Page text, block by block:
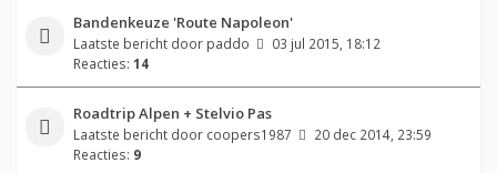
Bandenkeuze 'Route Napoleon'
Laatste bericht door paddo
03 jul 2015, 18:12
Reacties: 14
Roadtrip Alpen + Stelvio Pas
Laatste bericht door coopers1987
20 dec 2014, 23:59
Reacties: 9